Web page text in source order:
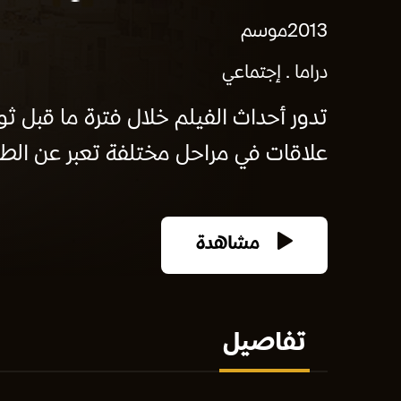
2013موسم
دراما
إجتماعي
علاقات في مراحل مختلفة تعبر عن
مشاهدة
تفاصيل